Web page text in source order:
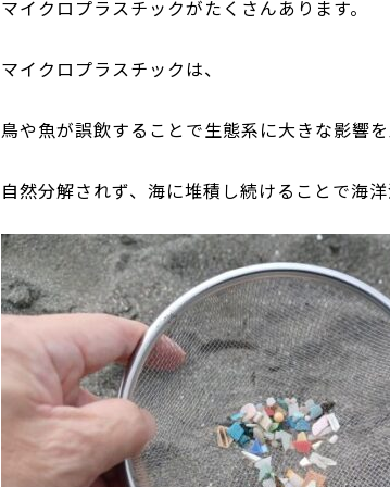
マイクロプラスチックがたくさんあります。
マイクロプラスチックは、
鳥や魚が誤飲することで生態系に大きな影響
自然分解されず、海に堆積し続けることで海洋